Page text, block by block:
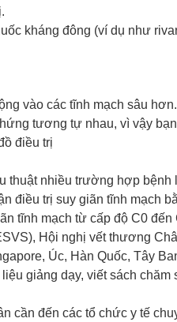
kháng đông (ví dụ như
vào các tĩnh mạch sâu
tương tự nhau, vì vậy
điều trị
nhiều trường hợp
điều trị suy giãn tĩnh mạch
tĩnh mạch từ cấp độ C0 đến
Hội nghị vết thương
Úc, Hàn Quốc, Tây
giảng dạy, viết sách
cần đến các tổ chức y tế